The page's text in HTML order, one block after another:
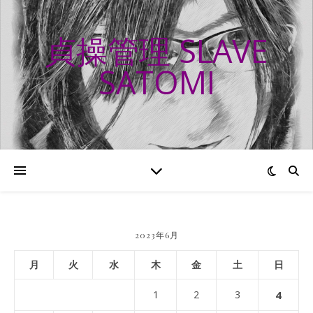
貞操管理 SLAVE
SATOMI
2023年6月
月 火 水 木 金 土 日
1 2 3 4